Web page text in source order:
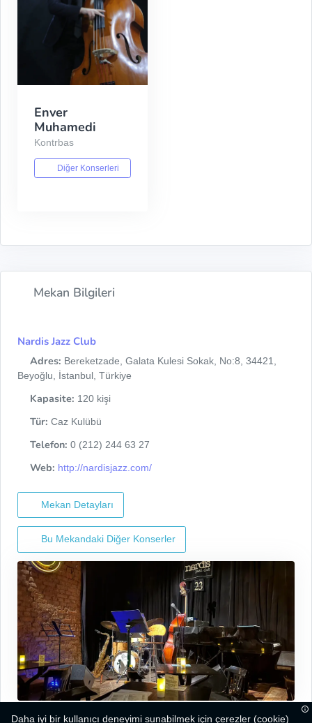
Enver
Muhamedi
Kontrbas
Diğer Konserleri
Mekan Bilgileri
Nardis Jazz Club
Adres: Bereketzade, Galata Kulesi Sokak, No:8, 34421,
Beyoğlu, İstanbul, Türkiye
Kapasite: 120 kişi
Tür: Caz Kulübü
Telefon: 0 (212) 244 63 27
Web: http://nardisjazz.com/
Mekan Detayları
Bu Mekandaki Diğer Konserler
Daha iyi bir kullanıcı deneyimi sunabilmek için çerezler (cookie)